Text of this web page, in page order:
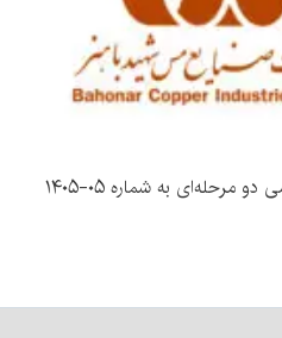
آگهی مناقصه عمومی دو مرحله‌ای به شماره ۰۵-۱۴۰۵